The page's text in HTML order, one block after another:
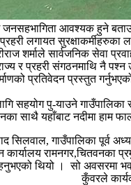
जनसहभागिता आवश्यक हुने
लगायत सुरक्षाकर्मीहरुका
शर्माले सार्वजनिक सेवा
र प्रहरी संगठनमाथि नै
प्रतिवेदन प्रस्तुत
सहयोग पु-याउने
साथै यहाँबाट नदीमा हाम
गाउँपालिका पूर्व
कार्यालय रामनगर,चितवनका
थियो । सो अवसरमा
कुँवरले